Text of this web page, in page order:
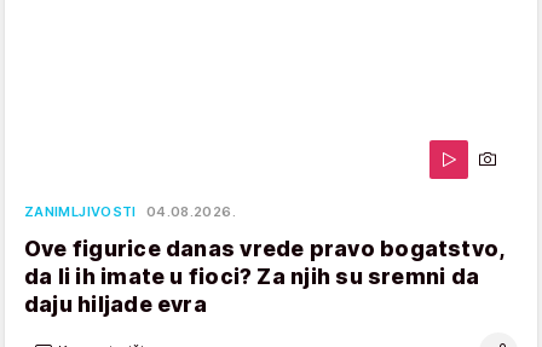
ZANIMLJIVOSTI 04.08.2026.
Ove figurice danas vrede pravo bogatstvo,
da li ih imate u fioci? Za njih su sremni da
daju hiljade evra